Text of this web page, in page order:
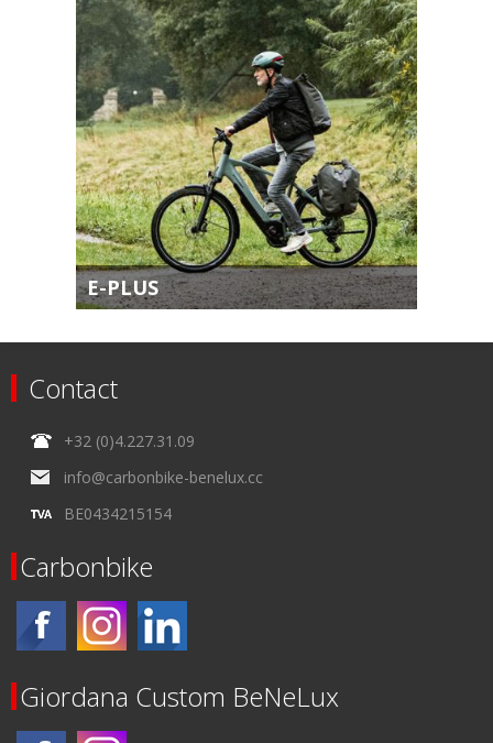
E-PLUS
Contact
+32 (0)4.227.31.09
info@carbonbike-benelux.cc
BE0434215154
Carbonbike
Giordana Custom BeNeLux